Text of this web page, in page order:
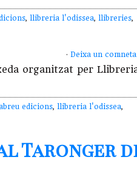
, llibreria l'odissea, llibreries,
· Deixa un
organitzat per
edicions, llibreria l'odissea,
Taronger